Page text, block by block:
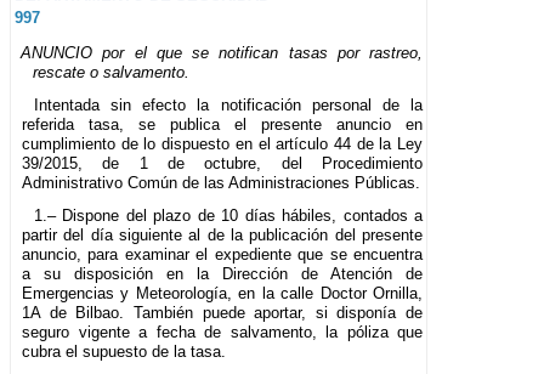
997
ANUNCIO por el que se notifican tasas por rastreo,
rescate o salvamento.
Intentada sin efecto la notificación personal de la
referida tasa, se publica el presente anuncio en
cumplimiento de lo dispuesto en el artículo 44 de la Ley
39/2015, de 1 de octubre, del Procedimiento
Administrativo Común de las Administraciones Públicas.
1.– Dispone del plazo de 10 días hábiles, contados a
partir del día siguiente al de la publicación del presente
anuncio, para examinar el expediente que se encuentra
a su disposición en la Dirección de Atención de
Emergencias y Meteorología, en la calle Doctor Ornilla,
1A de Bilbao. También puede aportar, si disponía de
seguro vigente a fecha de salvamento, la póliza que
cubra el supuesto de la tasa.